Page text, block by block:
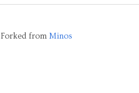
Forked from Minos